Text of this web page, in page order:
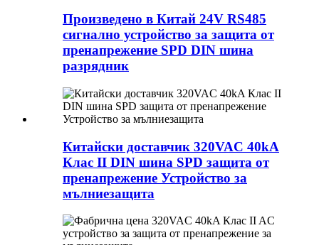
Произведено в Китай 24V RS485
сигнално устройство за защита от
пренапрежение SPD DIN шина
разрядник
Китайски доставчик 320VAC 40kA
Клас II DIN шина SPD защита от
пренапрежение Устройство за
мълниезащита